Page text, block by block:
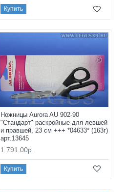
Купить
Ножницы Aurora AU 902-90
"Стандарт" раскройные для левшей
и правшей, 23 см +++ *04633* (163г)
арт.13645
1 791.00р.
Купить